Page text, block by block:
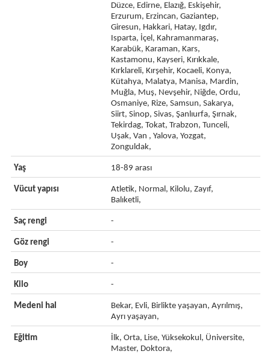
Düzce, Edirne, Elazığ, Eskişehir,
Erzurum, Erzincan, Gaziantep,
Giresun, Hakkari, Hatay, Igdır,
Isparta, İçel, Kahramanmaraş,
Karabük, Karaman, Kars,
Kastamonu, Kayseri, Kırıkkale,
Kırklareli, Kırşehir, Kocaeli, Konya,
Kütahya, Malatya, Manisa, Mardin,
Muğla, Muş, Nevşehir, Niğde, Ordu,
Osmaniye, Rize, Samsun, Sakarya,
Siirt, Sinop, Sivas, Şanlıurfa, Şırnak,
Tekirdag, Tokat, Trabzon, Tunceli,
Uşak, Van , Yalova, Yozgat,
Zonguldak,
Yaş 18-89 arası
Vücut yapısı
Atletik, Normal, Kilolu, Zayıf,
Balıketli,
Saç rengi -
Göz rengi -
Boy -
Kilo -
Medeni hal
Bekar, Evli, Birlikte yaşayan, Ayrılmış,
Ayrı yaşayan,
Eğitim
İlk, Orta, Lise, Yüksekokul, Üniversite,
Master, Doktora,